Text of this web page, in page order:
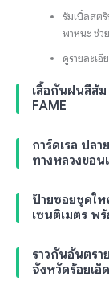
รัมเบิ้ลสต
พาหนะ ช่ว
ดูรายละเ
เสื้อกันฝนสีส้
FAME
การ์ดเรล ปล
ทางหลวงขอ
ป้ายซอยชุดใ
เซนติเมตร พร้
ราวกันอันตรา
จังหวัดร้อยเอ็ด